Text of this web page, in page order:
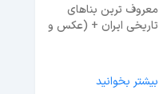
معروف ترین بناهای
تاریخی ایران + (عکس و
بیشتر بخوانید